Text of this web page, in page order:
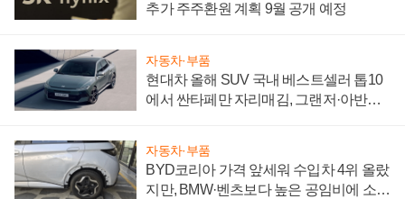
추가 주주환원 계획 9월 공개 예정
자동차·부품
현대차 올해 SUV 국내 베스트셀러 톱10
에서 싼타페만 자리매김, 그랜저·아반떼
자동차·부품
BYD코리아 가격 앞세워 수입차 4위 올랐
지만, BMW·벤츠보다 높은 공임비에 소비